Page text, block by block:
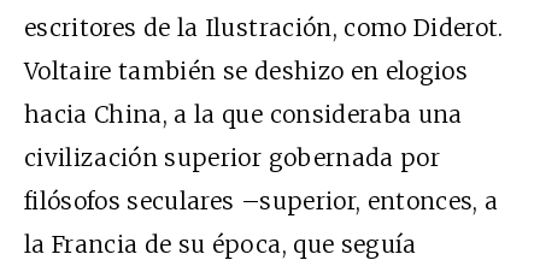
escritores de la Ilustración, como Diderot.
Voltaire también se deshizo en elogios
hacia China, a la que consideraba una
civilización superior gobernada por
filósofos seculares –superior, entonces, a
la Francia de su época, que seguía